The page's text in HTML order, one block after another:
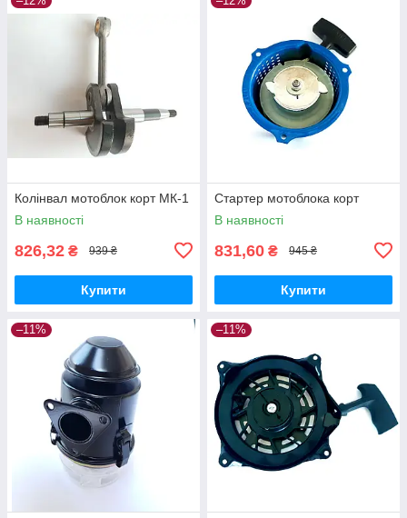
Колінвал мотоблок корт МК-1
В наявності
826,32 ₴ 939 ₴
Купити
Стартер мотоблока корт
В наявності
831,60 ₴ 945 ₴
Купити
–11% –11%